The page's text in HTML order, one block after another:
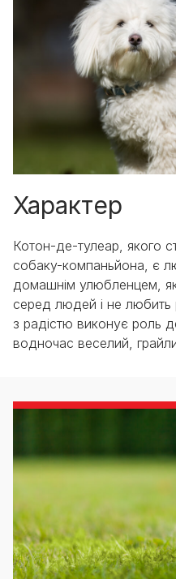
Характер
Котон-де-тулеар, якого
собаку-компаньйона, є
домашнім улюбленцем,
серед людей і не любить
з радістю виконує роль
водночас веселий,